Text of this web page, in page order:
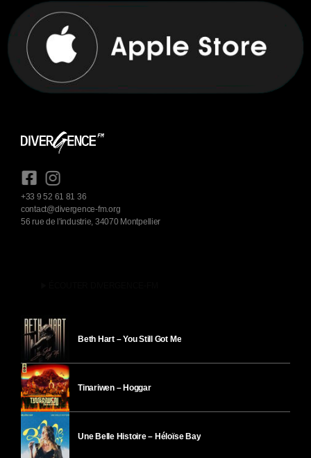
+33 9 52 61 81 36
contact@divergence-fm.org
56 rue de l'industrie, 34070 Montpellier
Beth Hart – You Still Got Me
Tinariwen – Hoggar
Une Belle Histoire – Héloïse Bay